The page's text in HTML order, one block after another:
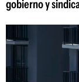
gobierno y